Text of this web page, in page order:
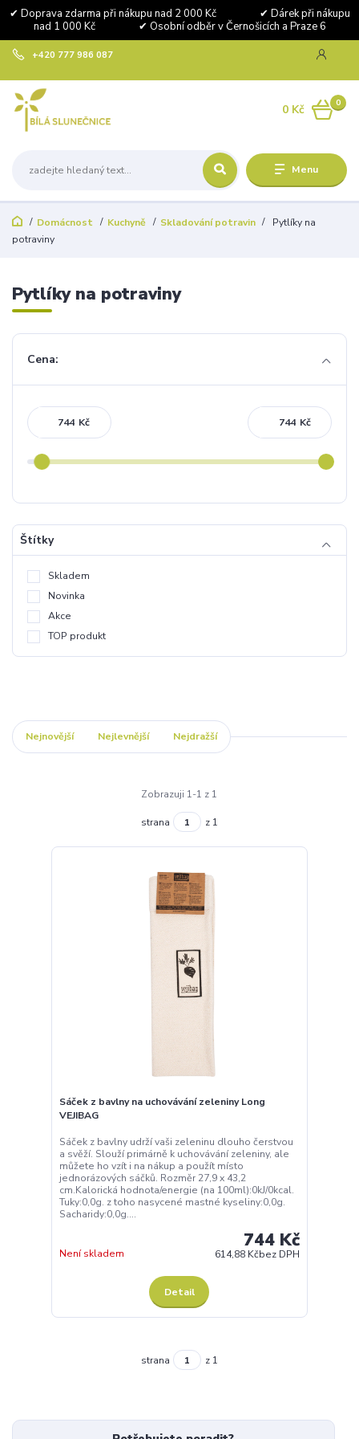
✔ Doprava zdarma při nákupu nad 2 000 Kč ✔ Dárek při nákupu
nad 1 000 Kč ✔ Osobní odběr v Černošicích a Praze 6
Menu
+420 777 986 087
0
0 Kč
Domácnost Kuchyně Skladování potravin
Pytlíky na
potraviny
Pytlíky na potraviny
Cena:
Kč Kč
Štítky
Skladem
Novinka
Akce
TOP produkt
Nejnovější Nejlevnější Nejdražší
Zobrazuji 1-1 z 1
strana z 1
Sáček z bavlny na uchovávání zeleniny Long
VEJIBAG
Sáček z bavlny udrží vaši zeleninu dlouho čerstvou
a svěží. Slouží primárně k uchovávání zeleniny, ale
můžete ho vzít i na nákup a použít místo
jednorázových sáčků. Rozměr 27,9 x 43,2
cm.Kalorická hodnota/energie (na 100ml):0kJ/0kcal.
Tuky:0,0g. z toho nasycené mastné kyseliny:0,0g.
Sacharidy:0,0g....
744 Kč
614,88 Kčbez DPH
Není skladem
Detail
strana z 1